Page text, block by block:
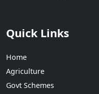
Quick Links
Home
Agriculture
Govt Schemes